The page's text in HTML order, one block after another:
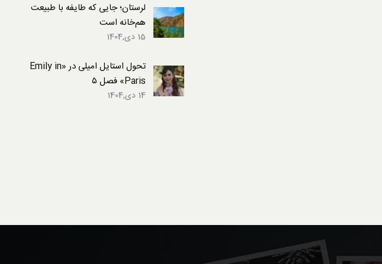
لرستان؛ جایی که طایفه با طبیعت
هم‌خانه است
15 دی,1404
تحول استایل امیلی در «Emily in
Paris» فصل ۵
14 دی,1404